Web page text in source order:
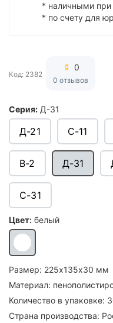
Серия: Д-31
Д-21 C-11
В-2 Д-31
C-31
Цвет: белый
Размер: 225х135х30 мм
Материал:
Количество в упаковке:
Страна производства:
* наличными при
* по счету для
Код: 2382
0
0 отзывов